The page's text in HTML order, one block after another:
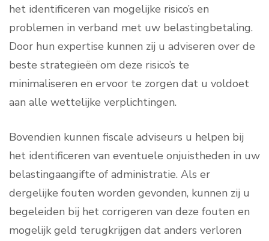
het identificeren van mogelijke risico’s en
problemen in verband met uw belastingbetaling.
Door hun expertise kunnen zij u adviseren over de
beste strategieën om deze risico’s te
minimaliseren en ervoor te zorgen dat u voldoet
aan alle wettelijke verplichtingen.
Bovendien kunnen fiscale adviseurs u helpen bij
het identificeren van eventuele onjuistheden in uw
belastingaangifte of administratie. Als er
dergelijke fouten worden gevonden, kunnen zij u
begeleiden bij het corrigeren van deze fouten en
mogelijk geld terugkrijgen dat anders verloren